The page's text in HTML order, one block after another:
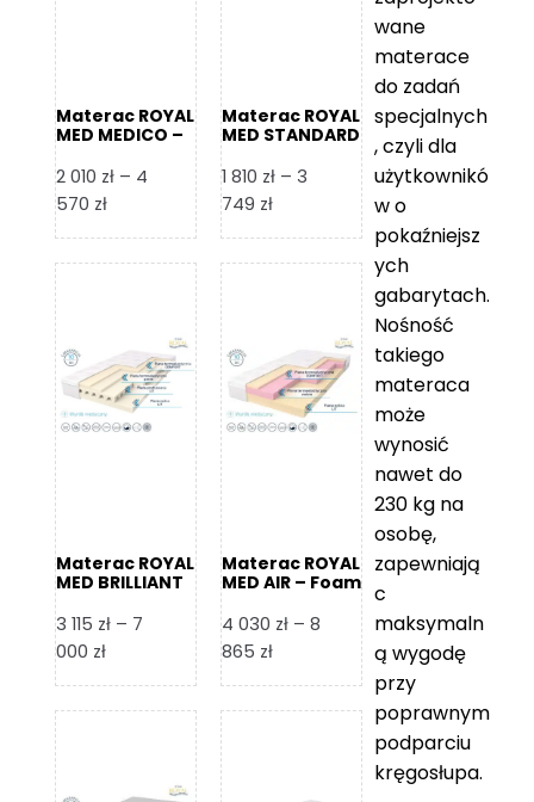
Materac ROYAL
MED MEDICO –
2 010 zł – 4
570 złZakres
od
4
570 zł
Materac ROYAL
MED STANDARD
1 810 zł – 3
749 złZakres
od
3
749 zł
Materac ROYAL
MED BRILLIANT
3 115 zł – 7
000 złZakres
od
Materac ROYAL
MED AIR – Foam
4 030 zł – 8
865 złZakres
od
wane
materace
do zadań
specjalnych
, czyli dla
użytkownikó
w o
pokaźniejsz
ych
gabarytach.
Nośność
takiego
materaca
może
wynosić
nawet do
230 kg na
osobę,
zapewniają
c
maksymaln
ą wygodę
przy
poprawnym
podparciu
kręgosłupa.